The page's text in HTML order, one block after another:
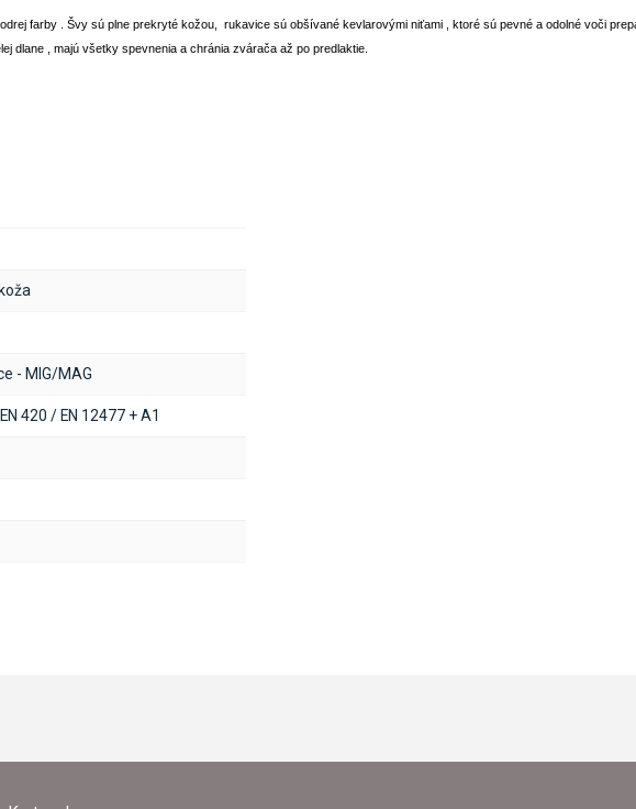
farby . Švy sú plne prekryté kožou, rukavice sú obšívané kevlarovými niťami , ktoré sú pevné a odolné voči
dlane , majú všetky spevnenia a chránia zvárača až po predlaktie.
- MIG/MAG
420 / EN 12477 + A1